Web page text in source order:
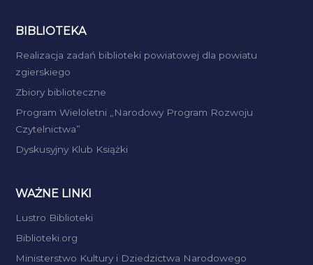
BIBLIOTEKA
Realizacja zadań biblioteki powiatowej dla powiatu
zgierskiego
Zbiory biblioteczne
Program Wieloletni „Narodowy Program Rozwoju
Czytelnictwa”
Dyskusyjny Klub Książki
WAŻNE LINKI
Lustro Biblioteki
Biblioteki.org
Ministerstwo Kultury i Dziedzictwa Narodowego